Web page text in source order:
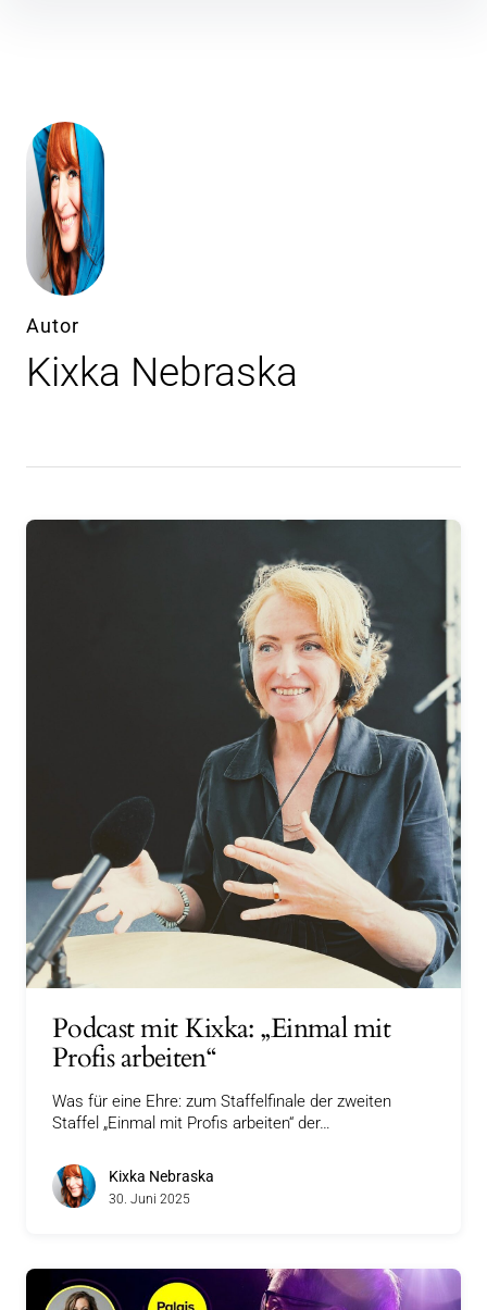
Autor
Kixka Nebraska
Podcast mit Kixka: „Einmal mit
Profis arbeiten“
Was für eine Ehre: zum Staffelfinale der zweiten
Staffel „Einmal mit Profis arbeiten“ der…
Kixka Nebraska
30. Juni 2025